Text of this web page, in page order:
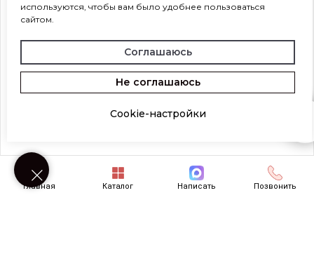
Главная Каталог Написать Позвонить
Возникли вопросы? Напишите нам!
используются, чтобы вам было удобнее пользоваться
сайтом.
Соглашаюсь
Не соглашаюсь
Cookie-настройки